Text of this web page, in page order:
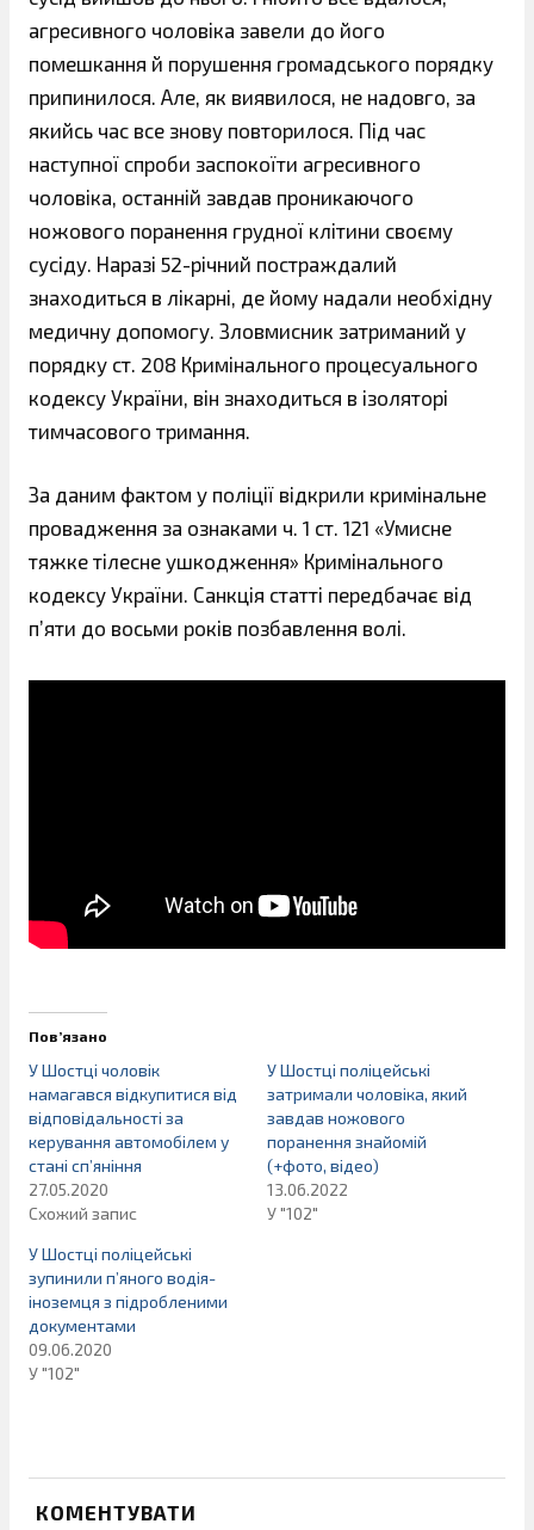
агресивного чоловіка завели до його
помешкання й порушення громадського порядку
припинилося. Але, як виявилося, не надовго, за
якийсь час все знову повторилося. Під час
наступної спроби заспокоїти агресивного
чоловіка, останній завдав проникаючого
ножового поранення грудної клітини своєму
сусіду. Наразі 52-річний постраждалий
знаходиться в лікарні, де йому надали необхідну
медичну допомогу. Зловмисник затриманий у
порядку ст. 208 Кримінального процесуального
кодексу України, він знаходиться в ізоляторі
тимчасового тримання.
За даним фактом у поліції відкрили кримінальне
провадження за ознаками ч. 1 ст. 121 «Умисне
тяжке тілесне ушкодження» Кримінального
кодексу України. Санкція статті передбачає від
п’яти до восьми років позбавлення волі.
Пов’язано
У Шостці чоловік
намагався відкупитися від
відповідальності за
керування автомобілем у
стані сп’яніння
27.05.2020
Схожий запис
У Шостці поліцейські
затримали чоловіка, який
завдав ножового
поранення знайомій
(+фото, відео)
13.06.2022
У "102"
У Шостці поліцейські
зупинили п’яного водія-
іноземця з підробленими
документами
09.06.2020
У "102"
КОМЕНТУВАТИ